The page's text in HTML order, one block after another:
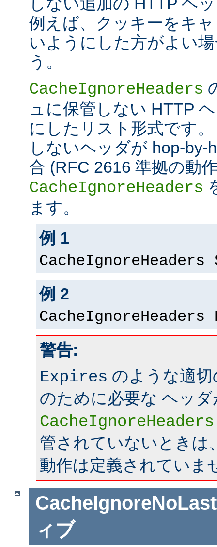
例えば、クッキーをキ
いようにした方がよい
う。
CacheIgnoreHeaders
ュに保管しない HTTP
にしたリスト形式です
しないヘッダが hop-by-
合 (RFC 2616 準拠の動
CacheIgnoreHeaders
ます。
例 1
CacheIgnoreHeaders
例 2
CacheIgnoreHeaders
警告:
Expires のような適
のために必要な ヘッダ
CacheIgnoreHeaders
管されていないときは
動作は定義されていま
ィブ